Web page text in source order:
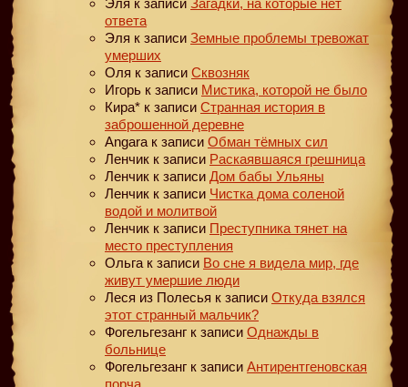
ответа
Эля к записи Земные проблемы тревожат
умерших
Оля к записи Сквозняк
Игорь к записи Мистика, которой не было
Кира* к записи Странная история в
заброшенной деревне
Angara к записи Обман тёмных сил
Ленчик к записи Раскаявшаяся грешница
Ленчик к записи Дом бабы Ульяны
Ленчик к записи Чистка дома соленой
водой и молитвой
Ленчик к записи Преступника тянет на
место преступления
Ольга к записи Во сне я видела мир, где
живут умершие люди
Леся из Полесья к записи Откуда взялся
этот странный мальчик?
Фогельгезанг к записи Однажды в
больнице
Фогельгезанг к записи Антирентгеновская
порча